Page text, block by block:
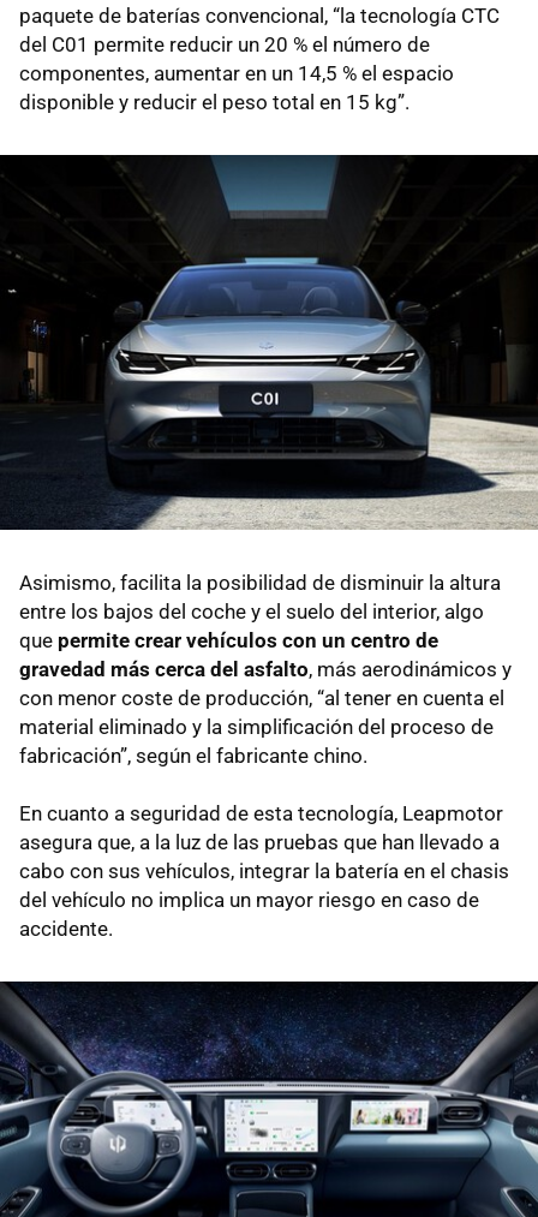
paquete de baterías convencional, “la tecnología CTC
del C01 permite reducir un 20 % el número de
componentes, aumentar en un 14,5 % el espacio
disponible y reducir el peso total en 15 kg”.
Asimismo, facilita la posibilidad de disminuir la altura
entre los bajos del coche y el suelo del interior, algo
que permite crear vehículos con un centro de
gravedad más cerca del asfalto, más aerodinámicos y
con menor coste de producción, “al tener en cuenta el
material eliminado y la simplificación del proceso de
fabricación”, según el fabricante chino.
En cuanto a seguridad de esta tecnología, Leapmotor
asegura que, a la luz de las pruebas que han llevado a
cabo con sus vehículos, integrar la batería en el chasis
del vehículo no implica un mayor riesgo en caso de
accidente.